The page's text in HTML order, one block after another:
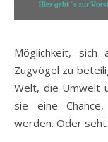
Möglichkeit,
Zugvögel zu
Welt, die Umwelt
sie eine
werden. Oder